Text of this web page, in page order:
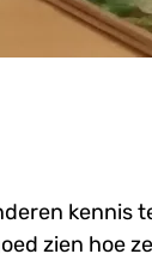
kennis
zien hoe